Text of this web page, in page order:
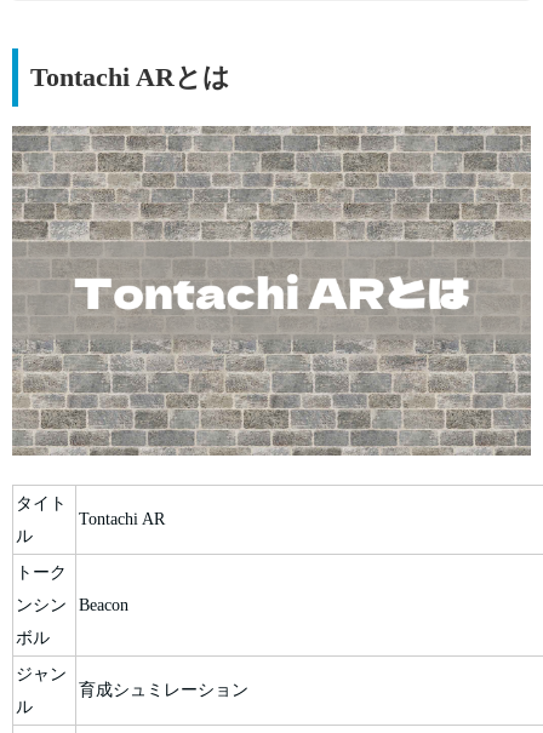
Tontachi ARとは
タイト
ル
Tontachi AR
トーク
ンシン
ボル
Beacon
ジャン
ル
育成シュミレーション